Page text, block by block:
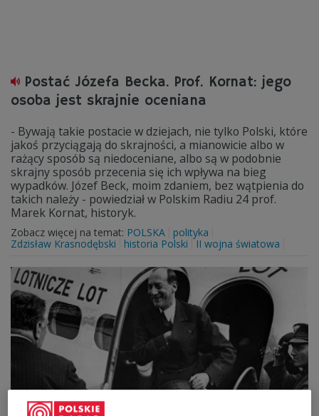
Postać Józefa Becka. Prof. Kornat: jego
osoba jest skrajnie oceniana
- Bywają takie postacie w dziejach, nie tylko Polski, które
jakoś przyciągają do skrajności, a mianowicie albo w
rażący sposób są niedoceniane, albo są w podobnie
skrajny sposób przecenia się ich wpływa na bieg
wypadków. Józef Beck, moim zdaniem, bez wątpienia do
takich należy - powiedział w Polskim Radiu 24 prof.
Marek Kornat, historyk.
Zobacz więcej na temat: POLSKA
polityka
Zdzisław Krasnodębski
historia Polski II wojna światowa